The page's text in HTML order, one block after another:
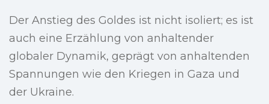
Der Anstieg des Goldes ist nicht isoliert; es ist
auch eine Erzählung von anhaltender
globaler Dynamik, geprägt von anhaltenden
Spannungen wie den Kriegen in Gaza und
der Ukraine.